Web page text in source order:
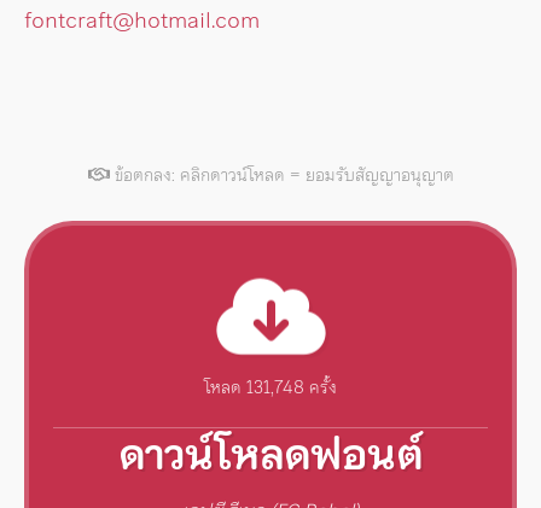
fontcraft@hotmail.com
ข้อตกลง: คลิกดาวน์โหลด = ยอมรับสัญญาอนุญาต
โหลด 131,748 ครั้ง
ดาวน์โหลดฟอนต์